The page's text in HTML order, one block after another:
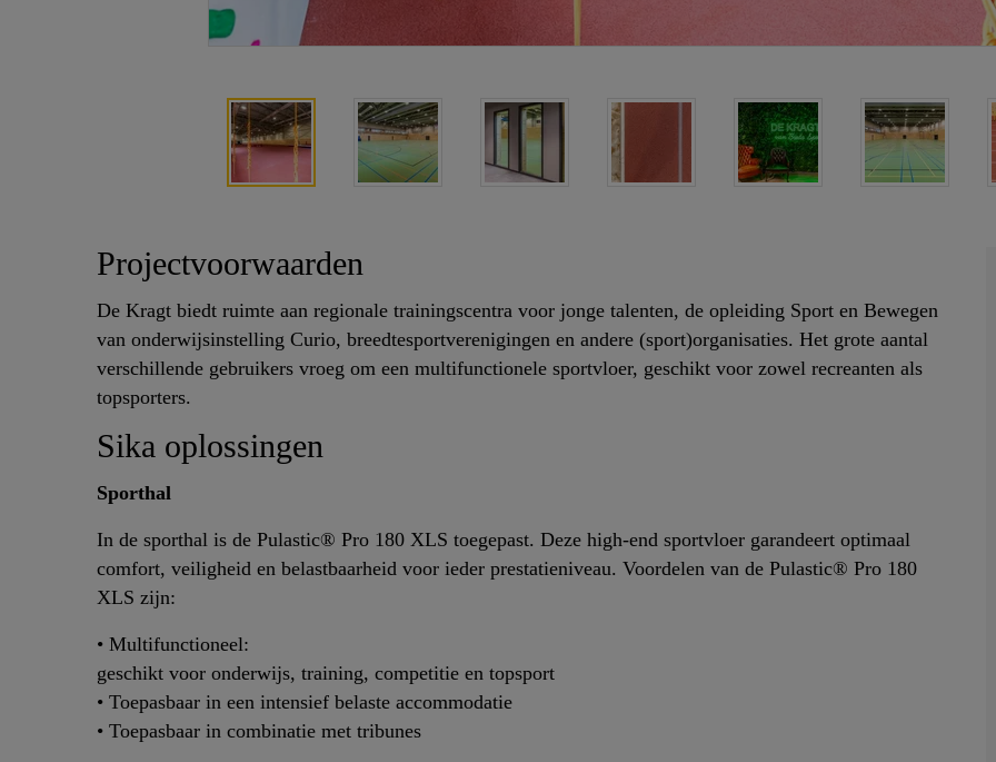
Projectvoorwaarden
De Kragt biedt ruimte aan regionale trainingscentra voor jonge talenten, de opleiding Sport en Bewegen
van onderwijsinstelling Curio, breedtesportverenigingen en andere (sport)organisaties. Het grote aantal
verschillende gebruikers vroeg om een multifunctionele sportvloer, geschikt voor zowel recreanten als
topsporters.
Sika oplossingen
Sporthal
In de sporthal is de Pulastic® Pro 180 XLS toegepast. Deze high-end sportvloer garandeert optimaal
comfort, veiligheid en belastbaarheid voor ieder prestatieniveau. Voordelen van de Pulastic® Pro 180
XLS zijn:
• Multifunctioneel:
geschikt voor onderwijs, training, competitie en topsport
• Toepasbaar in een intensief belaste accommodatie
• Toepasbaar in combinatie met tribunes